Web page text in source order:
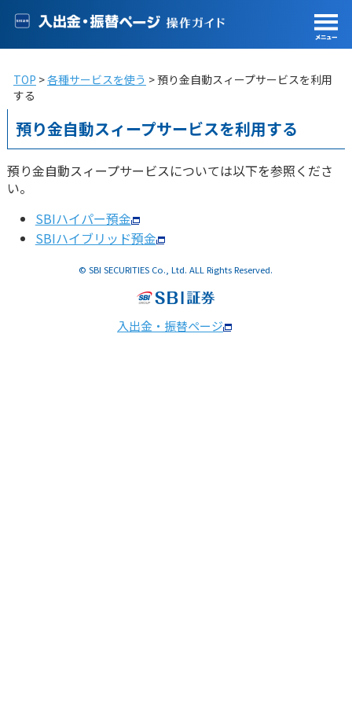
TOP 各種サービスを使う
預り金自動スィープサービスを利用
する
預り金自動スィープサービスを利用する
預り金自動スィープサービスについては以下を参照くださ
い。
SBIハイパー預金
SBIハイブリッド預金
© SBI SECURITIES Co., Ltd. ALL Rights Reserved.
入出金・振替ページ